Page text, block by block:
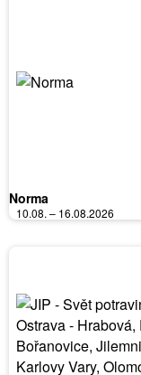
Norma
10.08. – 16.08.2026